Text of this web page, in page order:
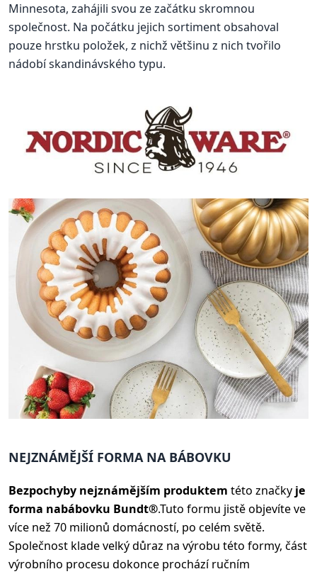
Minnesota, zahájili svou ze začátku skromnou
společnost. Na počátku jejich sortiment obsahoval
pouze hrstku položek, z nichž většinu z nich tvořilo
nádobí skandinávského typu.
NEJZNÁMĚJŠÍ FORMA NA BÁBOVKU
Bezpochyby nejznámějším produktem této značky je
forma nabábovku Bundt®.Tuto formu jistě objevíte ve
více než 70 milionů domácností, po celém světě.
Společnost klade velký důraz na výrobu této formy, část
výrobního procesu dokonce prochází ručním